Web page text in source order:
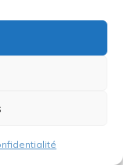
une RTX
6700M reste
: que
?